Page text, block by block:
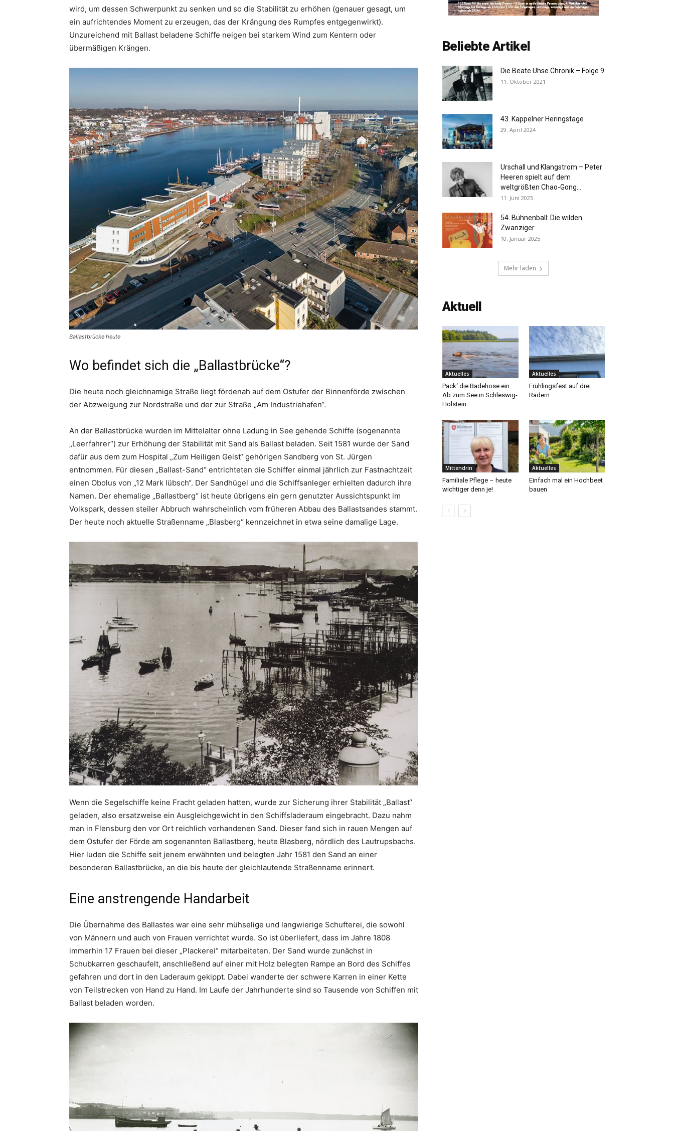
wird, um dessen Schwerpunkt zu senken und so die Stabilität zu erhöhen (genauer gesagt, um
ein aufrichtendes Moment zu erzeugen, das der Krängung des Rumpfes entgegenwirkt).
Unzureichend mit Ballast beladene Schiffe neigen bei starkem Wind zum Kentern oder
übermäßigen Krängen.
Ballastbrücke heute
Wo befindet sich die „Ballastbrücke“?
Die heute noch gleichnamige Straße liegt fördenah auf dem Ostufer der Binnenförde zwischen
der Abzweigung zur Nordstraße und der zur Straße „Am Industriehafen“.
An der Ballastbrücke wurden im Mittelalter ohne Ladung in See gehende Schiffe (sogenannte
„Leerfahrer“) zur Erhöhung der Stabilität mit Sand als Ballast beladen. Seit 1581 wurde der Sand
dafür aus dem zum Hospital „Zum Heiligen Geist“ gehörigen Sandberg von St. Jürgen
entnommen. Für diesen „Ballast-Sand“ entrichteten die Schiffer einmal jährlich zur Fastnachtzeit
einen Obolus von „12 Mark lübsch“. Der Sandhügel und die Schiffsanleger erhielten dadurch ihre
Namen. Der ehemalige „Ballastberg“ ist heute übrigens ein gern genutzter Aussichtspunkt im
Volkspark, dessen steiler Abbruch wahrscheinlich vom früheren Abbau des Ballastsandes stammt.
Der heute noch aktuelle Straßenname „Blasberg“ kennzeichnet in etwa seine damalige Lage.
Wenn die Segelschiffe keine Fracht geladen hatten, wurde zur Sicherung ihrer Stabilität „Ballast“
geladen, also ersatzweise ein Ausgleichgewicht in den Schiffsladeraum eingebracht. Dazu nahm
man in Flensburg den vor Ort reichlich vorhandenen Sand. Dieser fand sich in rauen Mengen auf
dem Ostufer der Förde am sogenannten Ballastberg, heute Blasberg, nördlich des Lautrupsbachs.
Hier luden die Schiffe seit jenem erwähnten und belegten Jahr 1581 den Sand an einer
besonderen Ballastbrücke, an die bis heute der gleichlautende Straßenname erinnert.
Eine anstrengende Handarbeit
Die Übernahme des Ballastes war eine sehr mühselige und langwierige Schufterei, die sowohl
von Männern und auch von Frauen verrichtet wurde. So ist überliefert, dass im Jahre 1808
immerhin 17 Frauen bei dieser „Plackerei“ mitarbeiteten. Der Sand wurde zunächst in
Schubkarren geschaufelt, anschließend auf einer mit Holz belegten Rampe an Bord des Schiffes
gefahren und dort in den Laderaum gekippt. Dabei wanderte der schwere Karren in einer Kette
von Teilstrecken von Hand zu Hand. Im Laufe der Jahrhunderte sind so Tausende von Schiffen mit
Ballast beladen worden.
Beliebte Artikel
Die Beate Uhse Chronik – Folge 9
11. Oktober 2021
43. Kappelner Heringstage
29. April 2024
Urschall und Klangstrom – Peter
Heeren spielt auf dem
weltgrößten Chao-Gong...
11. Juni 2023
54. Bühnenball: Die wilden
Zwanziger
10. Januar 2025
Mehr laden
Aktuell
Aktuelles
Pack‘ die Badehose ein:
Ab zum See in Schleswig-
Holstein
Aktuelles
Frühlingsfest auf drei
Rädern
Mittendrin
Familiale Pflege – heute
wichtiger denn je!
Aktuelles
Einfach mal ein Hochbeet
bauen